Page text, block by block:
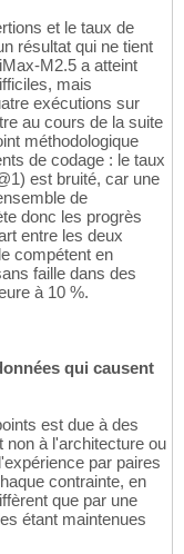
et le taux de
résultat qui ne tient
M2.5 a atteint
mais
exécutions sur
au cours de la suite
méthodologique
de codage : le taux
est bruité, car une
de
donc les progrès
entre les deux
compétent en
faille dans des
à 10 %.
qui causent
est due à des
non à l'architecture ou
par paires
contrainte, en
que par une
étant maintenues